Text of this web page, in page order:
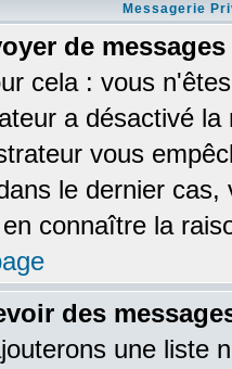
Messagerie
de
cela : vous
a désactivé
vous
le dernier
connaître la
des
une liste